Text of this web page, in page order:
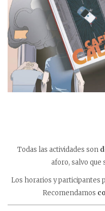
Todas las actividades son
aforo, salvo que
Los horarios y participantes
Recomendamos